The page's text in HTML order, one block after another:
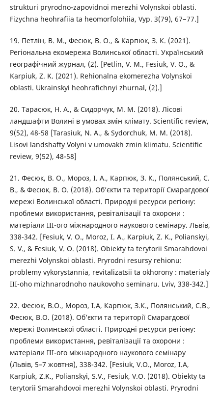
strukturi pryrodno-zapovidnoi merezhi Volynskoi oblasti.
Fizychna heohrafiia ta heomorfolohiia, Vyp. 3(79), 67−77.]
19. Петлін, В. М., Фесюк, В. О., & Карпюк, З. К. (2021).
Регіональна екомережа Волинської області. Український
географічний журнал, (2). [Petlin, V. M., Fesiuk, V. O., &
Karpiuk, Z. K. (2021). Rehionalna ekomerezha Volynskoi
oblasti. Ukrainskyi heohrafichnyi zhurnal, (2).]
20. Тарасюк, Н. А., & Сидорчук, М. М. (2018). Лісові
ландшафти Волині в умовах змін клімату. Scientific review,
9(52), 48-58 [Tarasiuk, N. A., & Sydorchuk, M. M. (2018).
Lisovi landshafty Volyni v umovakh zmin klimatu. Scientific
review, 9(52), 48-58]
21. Фесюк, В. О., Мороз, І. А., Карпюк, З. К., Полянський, С.
В., & Фесюк, В. О. (2018). Об’єкти та території Смарагдової
мережі Волинської області. Природні ресурси регіону:
проблеми використання, ревіталізації та охорони :
матеріали III-ого міжнародного наукового семінару. Львів,
338-342. [Fesiuk, V. O., Moroz, I. A., Karpiuk, Z. K., Polianskyi,
S. V., & Fesiuk, V. O. (2018). Obiekty ta terytorii Smarahdovoi
merezhi Volynskoi oblasti. Pryrodni resursy rehionu:
problemy vykorystannia, revitalizatsii ta okhorony : materialy
III-oho mizhnarodnoho naukovoho seminaru. Lviv, 338-342.]
22. Фесюк, В.О., Мороз, І.А, Карпюк, З.К., Полянський, С.В.,
Фесюк, В.О. (2018). Об’єкти та території Смарагдової
мережі Волинської області. Природні ресурси регіону:
проблеми використання, ревіталізації та охорони :
матеріали III-ого міжнародного наукового семінару
(Львів, 5–7 жовтня), 338-342. [Fesiuk, V.O., Moroz, I.A,
Karpiuk, Z.K., Polianskyi, S.V., Fesiuk, V.O. (2018). Obiekty ta
terytorii Smarahdovoi merezhi Volynskoi oblasti. Pryrodni